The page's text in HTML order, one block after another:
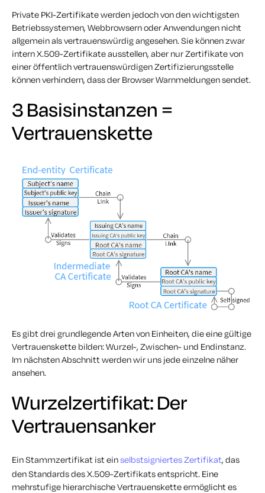
Private PKI-Zertifikate werden jedoch von den wichtigsten
Betriebssystemen, Webbrowsern oder Anwendungen nicht
allgemein als vertrauenswürdig angesehen. Sie können zwar
intern X.509-Zertifikate ausstellen, aber nur Zertifikate von
einer öffentlich vertrauenswürdigen Zertifizierungsstelle
können verhindern, dass der Browser Warnmeldungen sendet.
3 Basisinstanzen =
Vertrauenskette
Es gibt drei grundlegende Arten von Einheiten, die eine gültige
Vertrauenskette bilden: Wurzel-, Zwischen- und Endinstanz.
Im nächsten Abschnitt werden wir uns jede einzelne näher
ansehen.
Wurzelzertifikat: Der
Vertrauensanker
Ein Stammzertifikat ist einselbstsigniertes Zertifikat, das
den Standards des X.509-Zertifikats entspricht. Eine
mehrstufige hierarchische Vertrauenskette ermöglicht es